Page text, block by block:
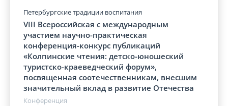
Петербургские традиции воспитания
VIII Всероссийская с международным
участием научно-практическая
конференция-конкурс публикаций
«Колпинские чтения: детско-юношеский
туристско-краеведческий форум»,
посвященная соотечественникам, внесшим
значительный вклад в развитие Отечества
Конференция